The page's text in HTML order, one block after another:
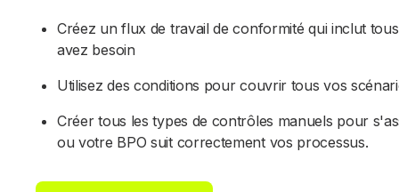
Créez un flux de travail de conformité qui inclut
avez besoin
Utilisez des conditions pour couvrir tous vos
Créer tous les types de contrôles manuels pour
ou votre BPO suit correctement vos processus.